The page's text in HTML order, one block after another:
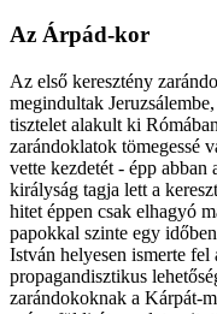
Az Árpád-kor
Az első keresztény
megindultak
tisztelet alakult ki
zarándoklatok tömegessé
vette kezdetét - épp
királyság tagja lett a
hitet éppen csak elhagyó
papokkal szinte egy
István helyesen ismerte
propagandisztikus
zarándokoknak a Kárpát-